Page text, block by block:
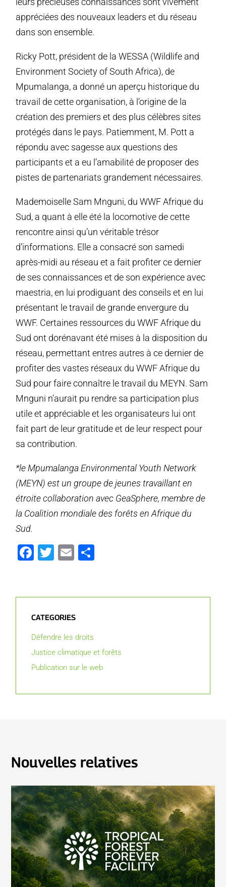
appréciées des nouveaux leaders et du réseau
dans son ensemble.
Ricky Pott, président de la WESSA (Wildlife and
Environment Society of South Africa), de
Mpumalanga, a donné un aperçu historique du
travail de cette organisation, à l’origine de la
création des premiers et des plus célèbres sites
protégés dans le pays. Patiemment, M. Pott a
répondu avec sagesse aux questions des
participants et a eu l’amabilité de proposer des
pistes de partenariats grandement nécessaires.
Mademoiselle Sam Mnguni, du WWF Afrique du
Sud, a quant à elle été la locomotive de cette
rencontre ainsi qu’un véritable trésor
d’informations. Elle a consacré son samedi
après-midi au réseau et a fait profiter ce dernier
de ses connaissances et de son expérience avec
maestria, en lui prodiguant des conseils et en lui
présentant le travail de grande envergure du
WWF. Certaines ressources du WWF Afrique du
Sud ont dorénavant été mises à la disposition du
réseau, permettant entres autres à ce dernier de
profiter des vastes réseaux du WWF Afrique du
Sud pour faire connaître le travail du MEYN. Sam
Mnguni n’aurait pu rendre sa participation plus
utile et appréciable et les organisateurs lui ont
fait part de leur gratitude et de leur respect pour
sa contribution.
*le Mpumalanga Environmental Youth Network
(MEYN) est un groupe de jeunes travaillant en
étroite collaboration avec GeaSphere, membre de
la Coalition mondiale des forêts en Afrique du
Sud.
Facebook
Twitter
Email
CATEGORIES
Défendre les droits
Justice climatique et forêts
Publication sur le web
Nouvelles relatives